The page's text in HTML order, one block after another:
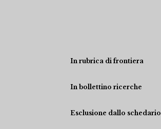
In rubrica di frontiera
In bollettino ricerche
Esclusione dallo schedario